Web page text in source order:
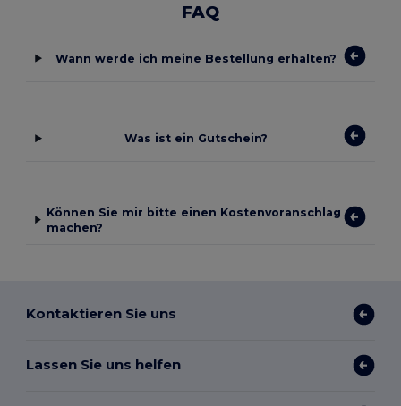
FAQ
Wann werde ich meine Bestellung erhalten?
Was ist ein Gutschein?
Können Sie mir bitte einen Kostenvoranschlag
machen?
Kontaktieren Sie uns
Lassen Sie uns helfen